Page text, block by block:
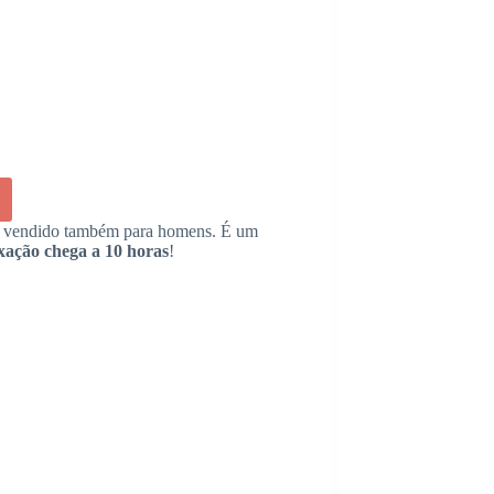
também para homens. É um
chega a 10 horas!